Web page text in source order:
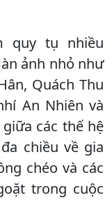
quy tụ nhiều
ảnh nhỏ như
Quách Thu
An Nhiên và
các thế hệ
chiều về gia
chéo và các
trong cuộc